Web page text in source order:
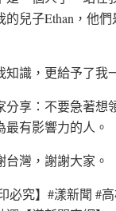
的兒子Ethan，他
知識，更給予了我
分享：不要急著想
有影響力的人。
台灣，謝謝大家。
必究】#漾新聞 #